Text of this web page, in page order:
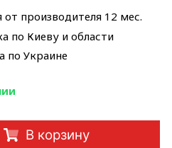
от производителя 12 мес.
по Киеву и области
по Украине
В корзину